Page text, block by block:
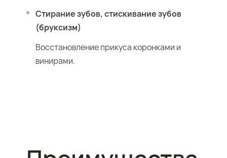
Стирание зубов, стискивание зубов
(бруксизм)
Восстановление прикуса коронками и
винирами.